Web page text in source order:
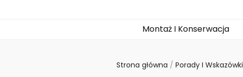
Montaż I Konserwacja
Strona główna / Porady I Wskazówki